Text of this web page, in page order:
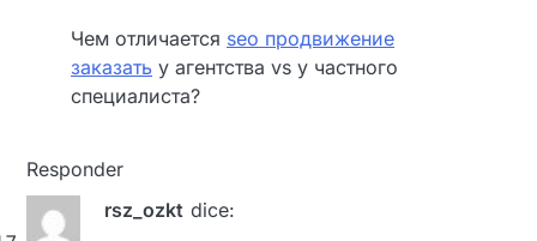
Чем отличается seo продвижение
заказать у агентства vs у частного
специалиста?
Responder
rsz_ozkt dice: